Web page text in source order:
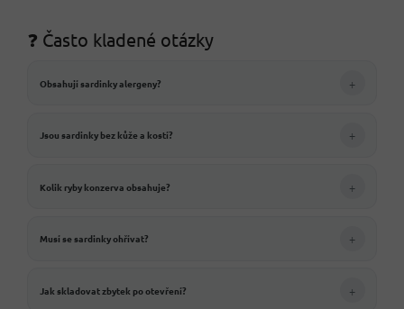
❓ Často kladené otázky
Obsahují sardinky alergeny? +
Jsou sardinky bez kůže a kostí? +
Kolik ryby konzerva obsahuje? +
Musí se sardinky ohřívat? +
Jak skladovat zbytek po otevření? +